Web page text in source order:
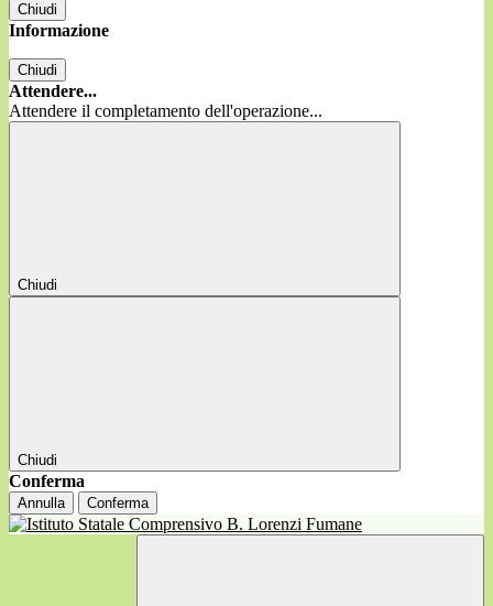
Chiudi
Informazione
Chiudi
Attendere...
Attendere il completamento dell'operazione...
Chiudi
Chiudi
Conferma
Annulla Conferma